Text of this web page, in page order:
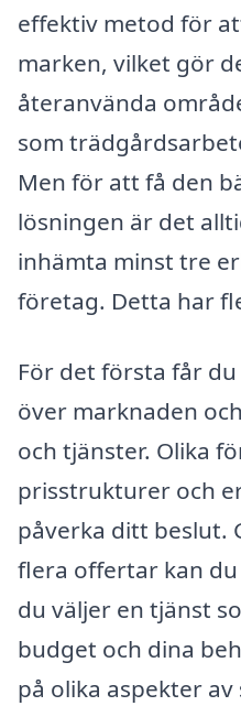
effektiv metod för
marken, vilket gör
återanvända
som
Men för att få den
lösningen är det
inhämta minst tre
företag. Detta har
För det första får
över marknaden
och tjänster. Olika
prisstrukturer och
påverka ditt beslut.
flera offertar kan
du väljer en tjänst
budget och dina
på olika aspekter